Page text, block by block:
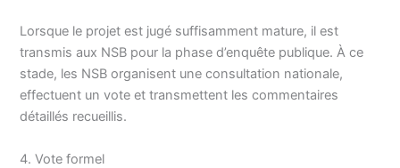
Lorsque le projet est jugé suffisamment mature, il est
transmis aux NSB pour la phase d’enquête publique. À ce
stade, les NSB organisent une consultation nationale,
effectuent un vote et transmettent les commentaires
détaillés recueillis.
4. Vote formel